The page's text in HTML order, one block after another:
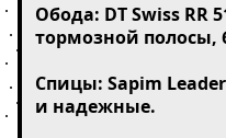
Обода: DT Swiss RR
тормозной полосы,
Спицы: Sapim
и надежные.